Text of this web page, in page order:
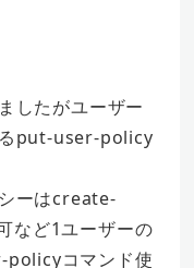
したがユーザー
るput-user-policy
ーはcreate-
など1ユーザーの
policyコマンド使